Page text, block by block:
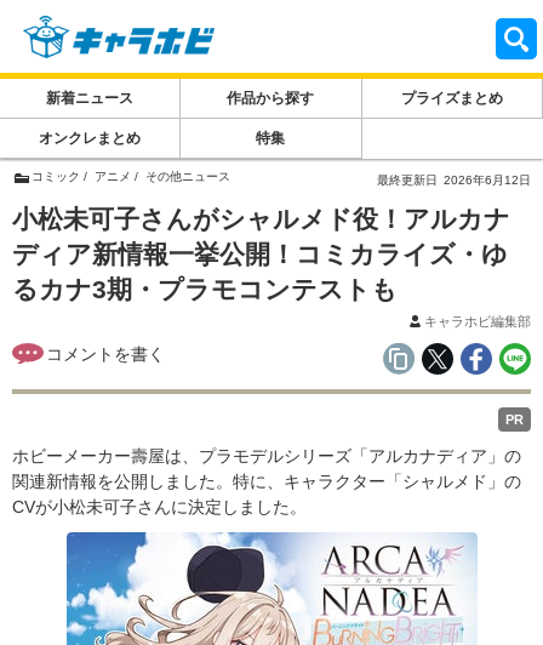
新着ニュース 作品から探す プライズまとめ
オンクレまとめ 特集
コミック アニメ その他ニュース 最終更新日 2026年6月12日
小松未可子さんがシャルメド役！アルカナ
ディア新情報一挙公開！コミカライズ・ゆ
るカナ3期・プラモコンテストも
キャラホビ編集部
PR
ホビーメーカー壽屋は、プラモデルシリーズ「アルカナディア」の
関連新情報を公開しました。特に、キャラクター「シャルメド」の
CVが小松未可子さんに決定しました。